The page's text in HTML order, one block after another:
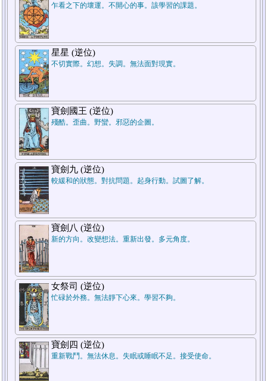
2.對方
乍看之下的壞運。不開心的事。該學習的課題。
星星 (逆位)
不切實際。幻想。失調。無法面對現實。
寶劍國王 (逆位)
殘酷。歪曲。野蠻。邪惡的企圖。
寶劍九 (逆位)
較緩和的狀態。對抗問題。起身行動。試圖了解。
寶劍八 (逆位)
新的方向。改變想法。重新出發。多元角度。
女祭司 (逆位)
忙碌於外務。無法靜下心來。學習不夠。
寶劍四 (逆位)
重新戰鬥。無法休息。失眠或睡眠不足。接受使命。